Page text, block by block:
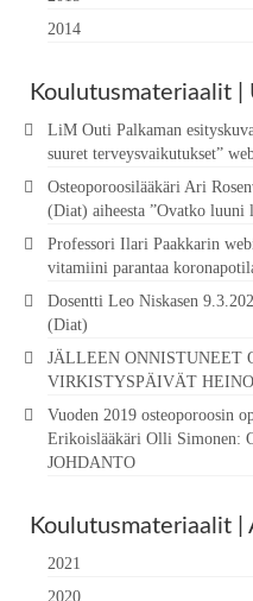
2014
Koulutusmateriaalit |
LiM Outi Palkaman
suuret terveysvaikutukset”
Osteoporoosilääkäri Ari
(Diat) aiheesta ”Ovatko luuni
Professori Ilari Paakkarin
vitamiini parantaa
Dosentti Leo Niskasen
(Diat)
JÄLLEEN ONNISTUNEET
VIRKISTYSPÄIVÄT
Vuoden 2019 osteoporoosin
Erikoislääkäri Olli Simonen:
JOHDANTO
Koulutusmateriaalit |
2021
2020